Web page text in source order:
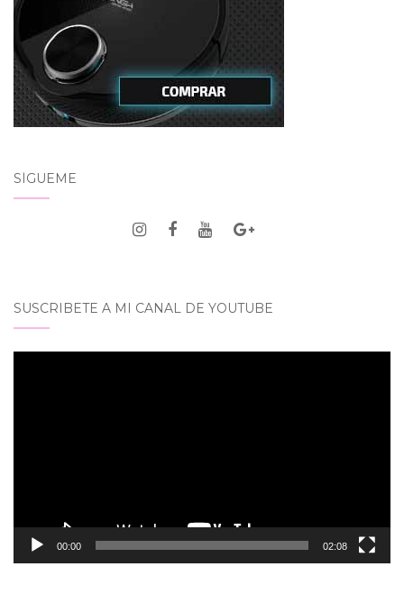
SÍGUEME
SUSCRIBETE A MI CANAL DE YOUTUBE
00:00 02:08